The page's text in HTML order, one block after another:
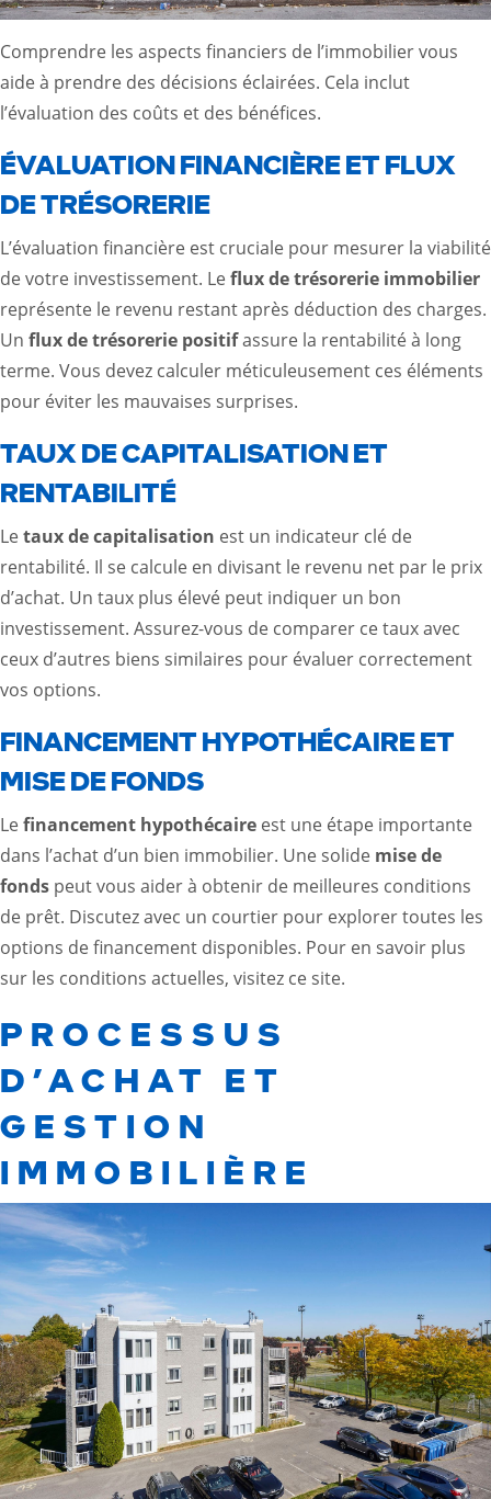
Comprendre les aspects financiers de l’immobilier vous
aide à prendre des décisions éclairées. Cela inclut
l’évaluation des coûts et des bénéfices.
ÉVALUATION FINANCIÈRE ET FLUX
DE TRÉSORERIE
L’évaluation financière est cruciale pour mesurer la viabilité
de votre investissement. Leflux de trésorerie immobilier
représente le revenu restant après déduction des charges.
Un flux de trésorerie positifassure la rentabilité à long
terme. Vous devez calculer méticuleusement ces éléments
pour éviter les mauvaises surprises.
TAUX DE CAPITALISATION ET
RENTABILITÉ
Letaux de capitalisation est un indicateur clé de
rentabilité. Il se calcule en divisant le revenu net par le prix
d’achat. Un taux plus élevé peut indiquer un bon
investissement. Assurez-vous de comparer ce taux avec
ceux d’autres biens similaires pour évaluer correctement
vos options.
FINANCEMENT HYPOTHÉCAIRE ET
MISE DE FONDS
Lefinancement hypothécaire est une étape importante
dans l’achat d’un bien immobilier. Une solide mise de
fonds peut vous aider à obtenir de meilleures conditions
de prêt. Discutez avec un courtier pour explorer toutes les
options de financement disponibles. Pour en savoir plus
sur les conditions actuelles, visitez ce site.
PROCESSUS
D’ACHAT ET
GESTION
IMMOBILIÈRE